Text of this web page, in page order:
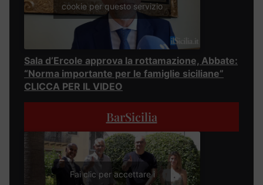
cookie per questo servizio
Sala d’Ercole approva la rottamazione, Abbate:
“Norma importante per le famiglie siciliane”
CLICCA PER IL VIDEO
BarSicilia
Fai clic per accettare i